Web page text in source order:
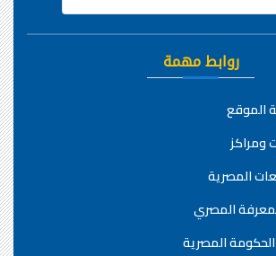
روابط مهمة
الموقع
ومراكز
المصرية
المصري
الحكومة المصرية